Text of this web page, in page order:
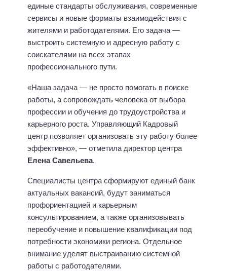
единые стандарты обслуживания, современные
сервисы и новые форматы взаимодействия с
жителями и работодателями. Его задача —
выстроить системную и адресную работу с
соискателями на всех этапах
профессионального пути.
«Наша задача — не просто помогать в поиске
работы, а сопровождать человека от выбора
профессии и обучения до трудоустройства и
карьерного роста. Управляющий Кадровый
центр позволяет организовать эту работу более
эффективно», — отметила директор центра
Елена Савельева.
Специалисты центра сформируют единый банк
актуальных вакансий, будут заниматься
профориентацией и карьерным
консультированием, а также организовывать
переобучение и повышение квалификации под
потребности экономики региона. Отдельное
внимание уделят выстраиванию системной
работы с работодателями.